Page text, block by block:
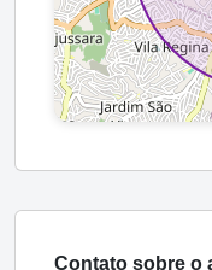
Contato sobre o